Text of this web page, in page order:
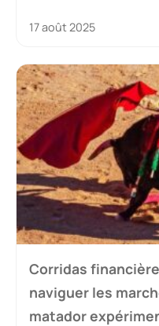
17 août 2025
Corridas
naviguer les
matador